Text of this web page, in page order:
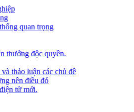
quan trọng
thưởng độc quyền.
thảo luận các chủ đề
nên điều đó
tử mới.